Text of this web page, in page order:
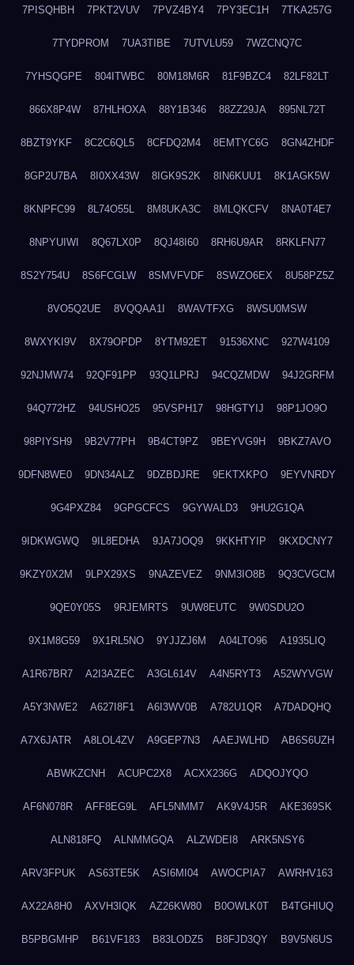
7PISQHBH 7PKT2VUV 7PVZ4BY4 7PY3EC1H 7TKA257G
7TYDPROM 7UA3TIBE 7UTVLU59 7WZCNQ7C
7YHSQGPE 804ITWBC 80M18M6R 81F9BZC4 82LF82LT
866X8P4W 87HLHOXA 88Y1B346 88ZZ29JA 895NL72T
8BZT9YKF 8C2C6QL5 8CFDQ2M4 8EMTYC6G 8GN4ZHDF
8GP2U7BA 8I0XX43W 8IGK9S2K 8IN6KUU1 8K1AGK5W
8KNPFC99 8L74O55L 8M8UKA3C 8MLQKCFV 8NA0T4E7
8NPYUIWI 8Q67LX0P 8QJ48I60 8RH6U9AR 8RKLFN77
8S2Y754U 8S6FCGLW 8SMVFVDF 8SWZO6EX 8U58PZ5Z
8VO5Q2UE 8VQQAA1I 8WAVTFXG 8WSU0MSW
8WXYKI9V 8X79OPDP 8YTM92ET 91536XNC 927W4109
92NJMW74 92QF91PP 93Q1LPRJ 94CQZMDW 94J2GRFM
94Q772HZ 94USHO25 95VSPH17 98HGTYIJ 98P1JO9O
98PIYSH9 9B2V77PH 9B4CT9PZ 9BEYVG9H 9BKZ7AVO
9DFN8WE0 9DN34ALZ 9DZBDJRE 9EKTXKPO 9EYVNRDY
9G4PXZ84 9GPGCFCS 9GYWALD3 9HU2G1QA
9IDKWGWQ 9IL8EDHA 9JA7JOQ9 9KKHTYIP 9KXDCNY7
9KZY0X2M 9LPX29XS 9NAZEVEZ 9NM3IO8B 9Q3CVGCM
9QE0Y05S 9RJEMRTS 9UW8EUTC 9W0SDU2O
9X1M8G59 9X1RL5NO 9YJJZJ6M A04LTO96 A1935LIQ
A1R67BR7 A2I3AZEC A3GL614V A4N5RYT3 A52WYVGW
A5Y3NWE2 A627I8F1 A6I3WV0B A782U1QR A7DADQHQ
A7X6JATR A8LOL4ZV A9GEP7N3 AAEJWLHD AB6S6UZH
ABWKZCNH ACUPC2X8 ACXX236G ADQOJYQO
AF6N078R AFF8EG9L AFL5NMM7 AK9V4J5R AKE369SK
ALN818FQ ALNMMGQA ALZWDEI8 ARK5NSY6
ARV3FPUK AS63TE5K ASI6MI04 AWOCPIA7 AWRHV163
AX22A8H0 AXVH3IQK AZ26KW80 B0OWLK0T B4TGHIUQ
B5PBGMHP B61VF183 B83LODZ5 B8FJD3QY B9V5N6US